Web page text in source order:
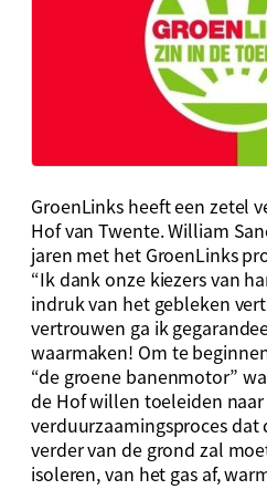
GroenLinks heeft een zetel
Hof van Twente. William
jaren met het GroenLinks
“Ik dank onze kiezers van
indruk van het gebleken
vertrouwen ga ik
waarmaken! Om te
“de groene banenmotor”
de Hof willen toeleiden
verduurzaamingsproces dat
verder van de grond zal
isoleren, van het gas af,